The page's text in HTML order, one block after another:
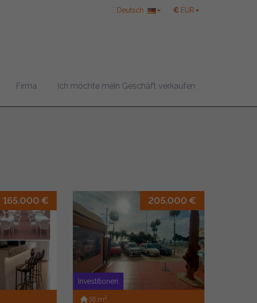
€ EUR
Deutsch
Firma Ich möchte mein Geschäft verkaufen
165.000 € 205.000 €
Investitionen
55 m2